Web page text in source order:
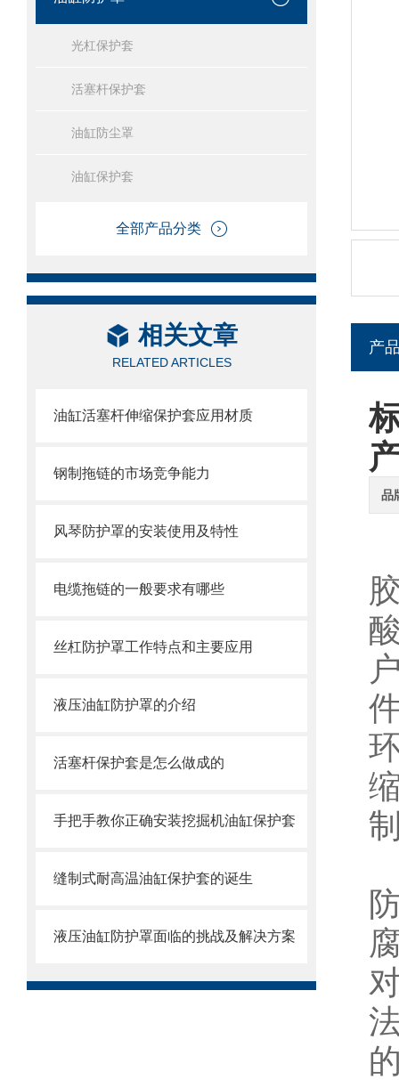
光杠保护套
活塞杆保护套
油缸防尘罩
油缸保护套
全部产品分类
相关文章
RELATED ARTICLES
油缸活塞杆伸缩保护套应用材质
钢制拖链的市场竞争能力
风琴防护罩的安装使用及特性
电缆拖链的一般要求有哪些
丝杠防护罩工作特点和主要应用
液压油缸防护罩的介绍
活塞杆保护套是怎么做成的
手把手教你正确安装挖掘机油缸保护套
缝制式耐高温油缸保护套的诞生
液压油缸防护罩面临的挑战及解决方案
产
品